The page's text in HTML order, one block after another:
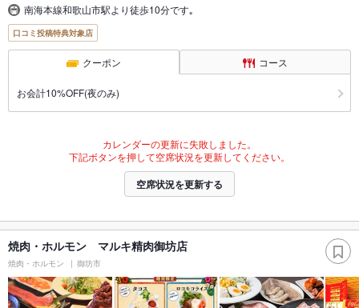
南海本線和歌山市駅より徒歩10分です｡
口コミ投稿特典対象店
クーポン コース
お会計10%OFF(夜のみ)
カレンダーの更新に失敗しました。
下記ボタンを押して空席状況を更新してください。
空席状況を更新する
焼肉・ホルモン マルキ精肉御坊店
焼肉・ホルモン 御坊市